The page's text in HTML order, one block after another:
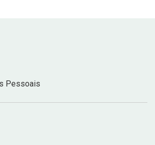
Pessoais